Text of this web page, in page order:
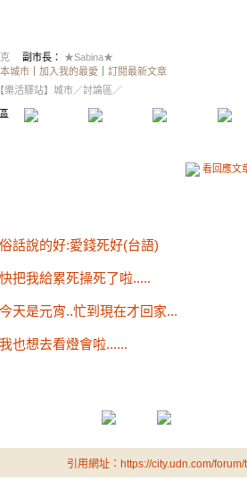
副市長：
★Sabina★
城市 加入我的最愛
訂閱最新文章
【樂活驛站】城市／討論區／
精華區 投票區 影像館
看回應文
俗話說的好:愛錢死好(台語)
快把我給累死操死了啦.....
今天是元宵..忙到現在才回家...
我也想去看燈會啦......
引用網址：https://city.udn.com/